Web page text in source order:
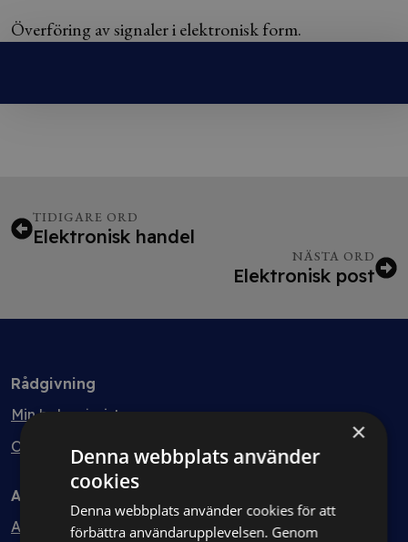
Överföring av signaler i elektronisk form.
TIDIGARE ORD
Elektronisk handel
NÄSTA ORD
Elektronisk post
Rådgivning
Min bolagsjurist
Ombud
Avtal
Avtalshantering
×
Denna webbplats använder
cookies
Denna webbplats använder cookies för att
förbättra användarupplevelsen. Genom